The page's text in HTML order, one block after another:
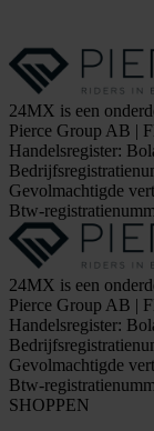
24MX is een
Pierce Group AB |
Handelsregister:
Gevolmachtigde
Btw-
24MX is een
Pierce Group AB |
Handelsregister:
Gevolmachtigde
Btw-
SHOPPEN